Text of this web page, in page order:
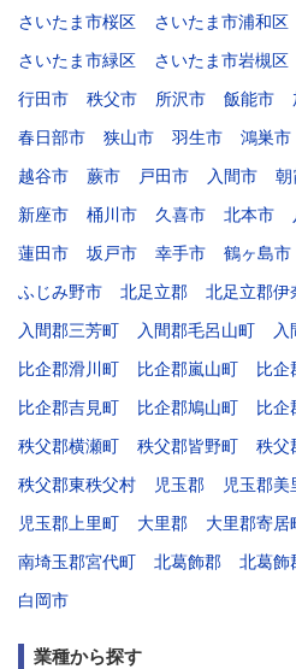
さいたま市桜区
さいたま市浦和区
さいたま市緑区
さいたま市岩槻区
行田市
秩父市 所沢市 飯能市
春日部市
狭山市 羽生市 鴻巣市
越谷市
蕨市 戸田市 入間市 朝
新座市
桶川市 久喜市 北本市
蓮田市
坂戸市 幸手市 鶴ヶ島市
ふじみ野市
北足立郡 北足立郡伊
入間郡三芳町
入間郡毛呂山町
比企郡滑川町
比企郡嵐山町 比企
比企郡吉見町
比企郡鳩山町 比企
秩父郡横瀬町
秩父郡皆野町 秩父
秩父郡東秩父村
児玉郡 児玉郡美
児玉郡上里町
大里郡 大里郡寄居
南埼玉郡宮代町
北葛飾郡 北葛飾
白岡市
業種から探す